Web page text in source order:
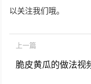
以关注我们哦。
上一篇
脆皮黄瓜的做法视